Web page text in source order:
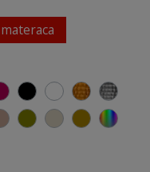
malinowy
czarnybiałyzłoty
jasnobrązowy
oliwkowy
beżowy
khaki